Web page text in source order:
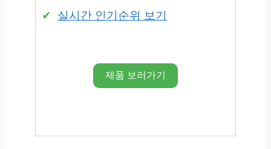
실시간 인기순위 보기
제품 보러가기